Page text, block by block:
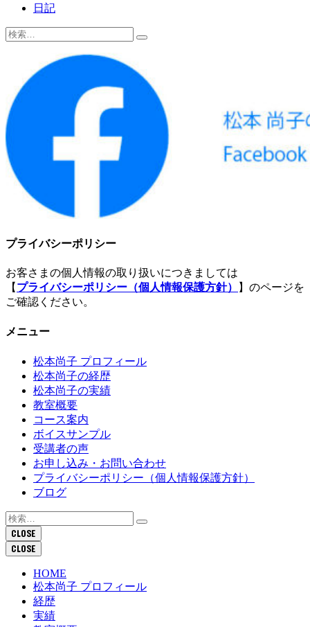
日記
検
プライバシーポリシー
お客さまの個人情報の取り扱いにつきましては
【 プライバシーポリシー（個人情報保護方針）
】のページを
ご確認ください。
メニュー
松本尚子 プロフィール
松本尚子の経歴
松本尚子の実績
教室概要
コース案内
ボイスサンプル
受講者の声
お申し込み・お問い合わせ
プライバシーポリシー（個人情報保護方針）
ブログ
検
索:CLOSE
CLOSE
HOME
松本尚子 プロフィール
経歴
実績